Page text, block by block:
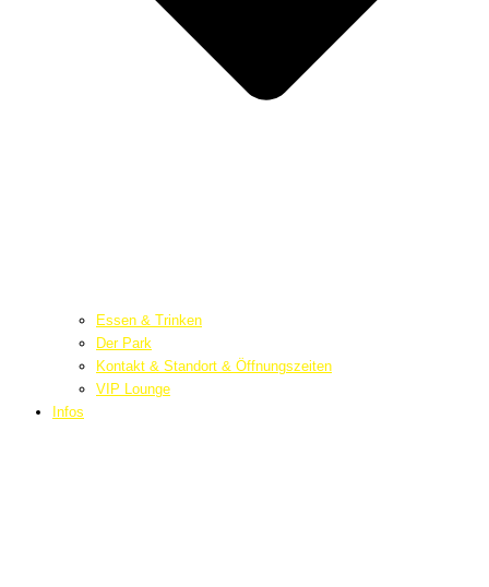
Essen & Trinken
Der Park
Kontakt & Standort & Öffnungszeiten
VIP Lounge
Infos